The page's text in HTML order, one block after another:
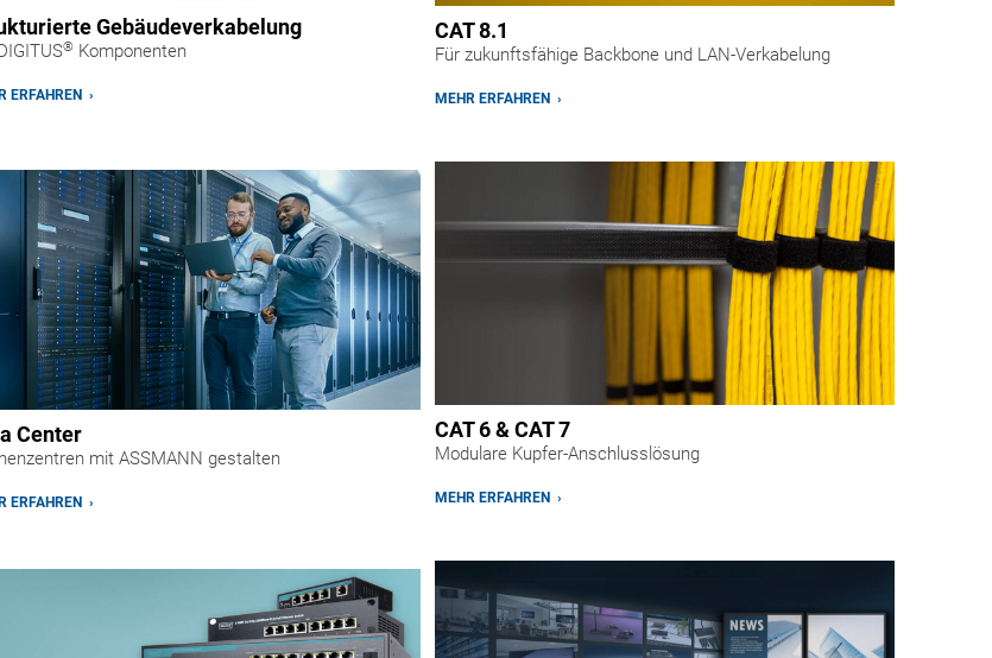
Gebäudeverkabelung
® Komponenten
ERFAHREN ›
Center
mit ASSMANN gestalten
ERFAHREN ›
CAT 8.1
Für zukunftsfähige Backbone und LAN-Verkabelung
MEHR ERFAHREN ›
CAT 6 & CAT 7
Modulare Kupfer-Anschlusslösung
MEHR ERFAHREN ›